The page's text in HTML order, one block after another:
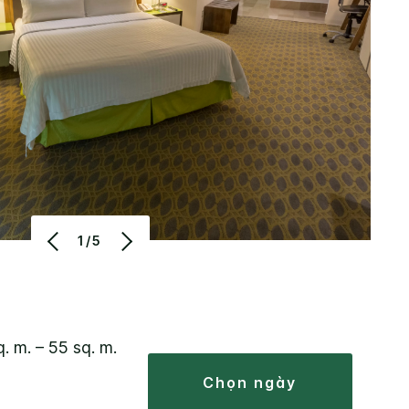
1/5
m. – 55 sq. m.
chọn ngày